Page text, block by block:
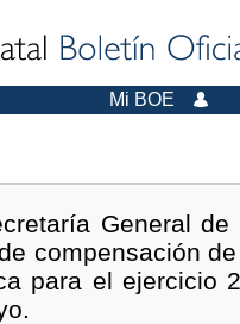
Mi BOE
General de
compensación
para el ejercicio